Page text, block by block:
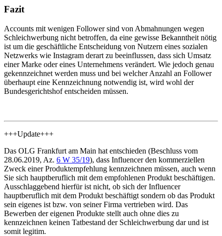
Fazit
Accounts mit wenigen Follower sind von Abmahnungen wegen
Schleichwerbung nicht betroffen, da eine gewisse Bekanntheit nötig
ist um die geschäftliche Entscheidung von Nutzern eines sozialen
Netzwerks wie Instagram derart zu beeinflussen, dass sich Umsatz
einer Marke oder eines Unternehmens verändert. Wie jedoch genau
gekennzeichnet werden muss und bei welcher Anzahl an Follower
überhaupt eine Kennzeichnung notwendig ist, wird wohl der
Bundesgerichtshof entscheiden müssen.
+++Update+++
Das OLG Frankfurt am Main hat entschieden (Beschluss vom
28.06.2019, Az. 6 W 35/19), dass Influencer den kommerziellen
Zweck einer Produktempfehlung kennzeichnen müssen, auch wenn
Sie sich hauptberuflich mit dem empfohlenen Produkt beschäftigen.
Ausschlaggebend hierfür ist nicht, ob sich der Influencer
hauptberuflich mit dem Produkt beschäftigt sondern ob das Produkt
sein eigenes ist bzw. von seiner Firma vertrieben wird. Das
Bewerben der eigenen Produkte stellt auch ohne dies zu
kennzeichnen keinen Tatbestand der Schleichwerbung dar und ist
somit legitim.